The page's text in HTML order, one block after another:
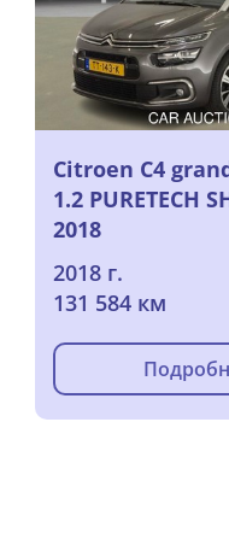
Citroen C4
1.2 PURETECH
2018
2018 г.
131 584 км